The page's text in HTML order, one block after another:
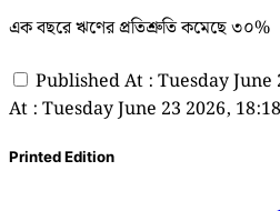
এক বছরে ঋণের প্রতিশ্রুতি কমেছে ৩০%
Published At : Tuesday June
At : Tuesday June 23 2026, 18:18
Printed Edition